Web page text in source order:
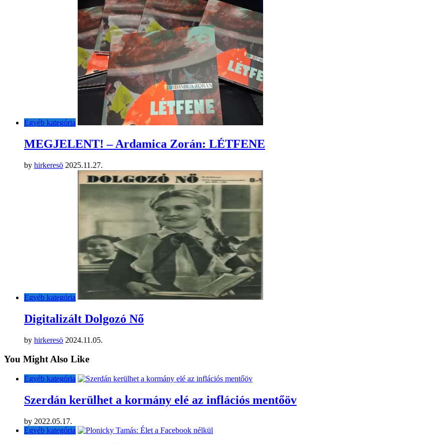
Egyéb kategória
MEGJELENT! – Ardamica Zorán: LÉTFENE
by hirkeresö 2025.11.27.
Egyéb kategória
Digitalizált Dolgozó Nő
by hirkeresö 2024.11.05.
You Might Also Like
Egyéb kategória
Szerdán kerülhet a kormány elé az inflációs mentőöv
by 2022.05.17.
Egyéb kategória